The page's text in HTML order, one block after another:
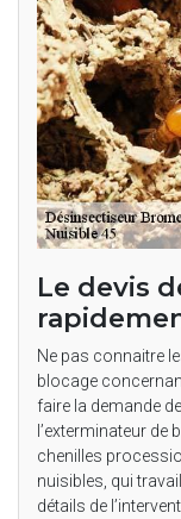
Le devis
Ne pas connaitre
blocage
faire la demande
l’exterminateur
chenilles
nuisibles, qui
détails de